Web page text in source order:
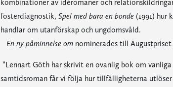
kombinationer av idéromaner och
fosterdiagnostik, Spel med bara en bonde (1991) hur
handlar om utanförskap och ungdomsvåld.
En ny påminnelse om nominerades till
”Lennart Göth har skrivit en ovanlig bok om
samtidsroman får vi följa hur tillfälligheterna